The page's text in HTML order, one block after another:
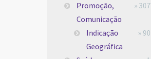
Promoção,
Comunicação
» 307
Indicação
Geográfica
» 90